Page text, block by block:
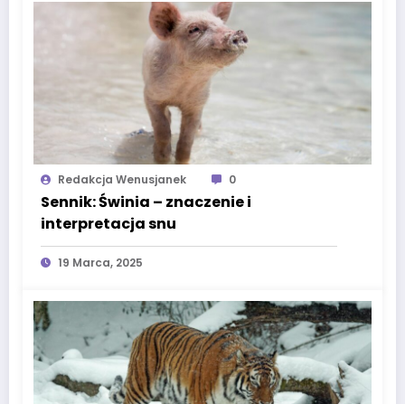
Redakcja Wenusjanek 0
Sennik: Świnia – znaczenie i
interpretacja snu
19 Marca, 2025